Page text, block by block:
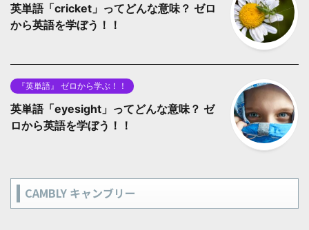
英単語「cricket」ってどんな意味？ ゼロ
から英語を学ぼう！！
『英単語』 ゼロから学ぶ！！
英単語「eyesight」ってどんな意味？ ゼ
ロから英語を学ぼう！！
CAMBLY キャンブリー